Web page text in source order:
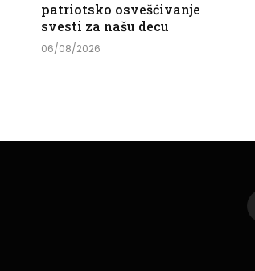
patriotsko osvešćivanje
svesti za našu decu
06/08/2026